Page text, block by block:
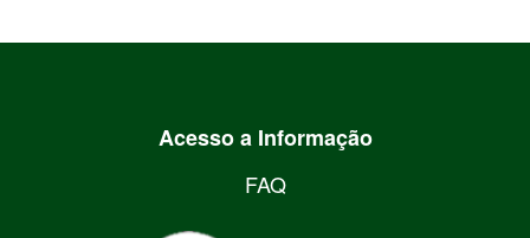
Acesso a Informação
FAQ